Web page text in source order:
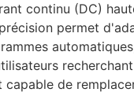
continu (DC)
permet
de